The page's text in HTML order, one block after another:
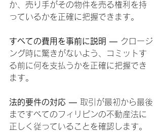
か、売り手がその物件を売る権利を持
っているかを正確に把握できます。
すべての費用を事前に説明 — クロージ
ング時に驚きがないよう、コミットす
る前に何を支払うかを正確に把握でき
ます。
法的要件の対応 — 取引が最初から最後
まですべてのフィリピンの不動産法に
正しく従っていることを確認します。